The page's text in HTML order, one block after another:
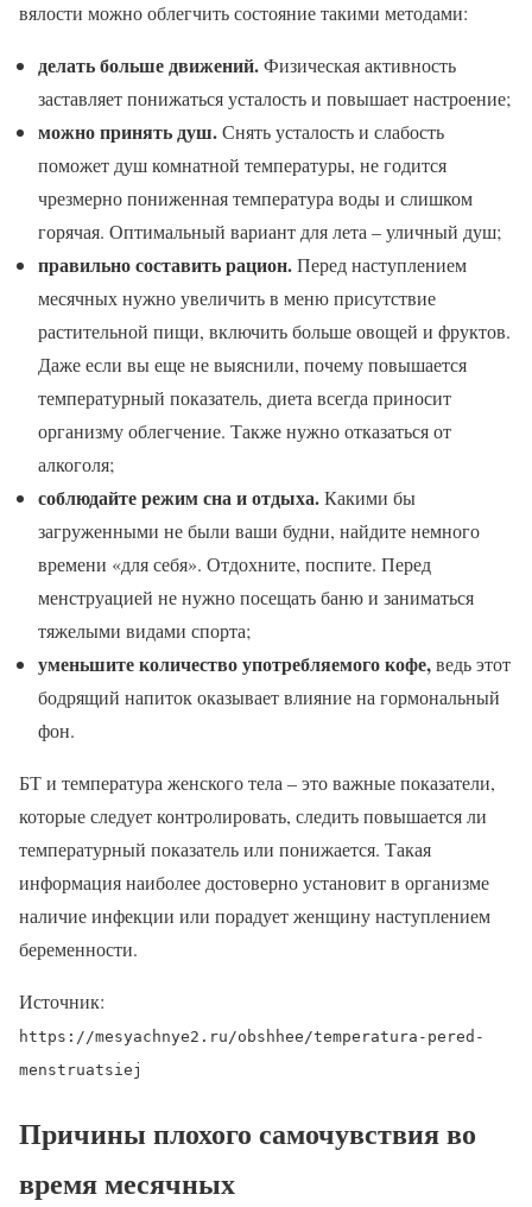
вялости можно облегчить состояние такими методами:
делать больше движений.Физическая активность
заставляет понижаться усталость и повышает настроение;
можно принять душ.Снять усталость и слабость
поможет душ комнатной температуры, не годится
чрезмерно пониженная температура воды и слишком
горячая. Оптимальный вариант для лета – уличный душ;
правильно составить рацион.Перед наступлением
месячных нужно увеличить в меню присутствие
растительной пищи, включить больше овощей и фруктов.
Даже если вы еще не выяснили, почему повышается
температурный показатель, диета всегда приносит
организму облегчение. Также нужно отказаться от
алкоголя;
соблюдайте режим сна и отдыха.Какими бы
загруженными не были ваши будни, найдите немного
времени «для себя». Отдохните, поспите. Перед
менструацией не нужно посещать баню и заниматься
тяжелыми видами спорта;
уменьшите количество употребляемого кофе,ведь этот
бодрящий напиток оказывает влияние на гормональный
фон.
БТ и температура женского тела – это важные показатели,
которые следует контролировать, следить повышается ли
температурный показатель или понижается. Такая
информация наиболее достоверно установит в организме
наличие инфекции или порадует женщину наступлением
беременности.
Источник:
https://mesyachnye2.ru/obshhee/temperatura-pered-
menstruatsiej
Причины плохого самочувствия во
время месячных